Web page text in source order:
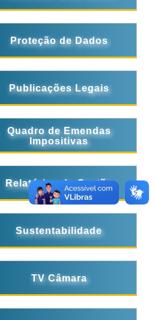
Proteção de Dados
Publicações Legais
Quadro de Emendas
Impositivas
Relatórios de Gestão
Sustentabilidade
TV Câmara